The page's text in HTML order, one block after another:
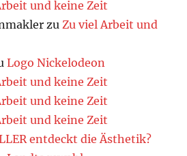
und keine Zeit
zuZu viel Arbeit und
Logo Nickelodeon
und keine Zeit
und keine Zeit
und keine Zeit
entdeckt die Ästhetik?